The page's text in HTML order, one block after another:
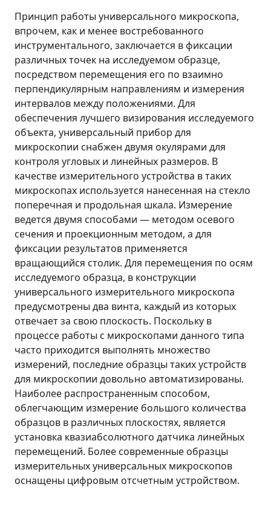
Принцип работы универсального микроскопа,
впрочем, как и менее востребованного
инструментального, заключается в фиксации
различных точек на исследуемом образце,
посредством перемещения его по взаимно
перпендикулярным направлениям и измерения
интервалов между положениями. Для
обеспечения лучшего визирования исследуемого
объекта, универсальный прибор для
микроскопии снабжен двумя окулярами для
контроля угловых и линейных размеров. В
качестве измерительного устройства в таких
микроскопах используется нанесенная на стекло
поперечная и продольная шкала. Измерение
ведется двумя способами — методом осевого
сечения и проекционным методом, а для
фиксации результатов применяется
вращающийся столик. Для перемещения по осям
исследуемого образца, в конструкции
универсального измерительного микроскопа
предусмотрены два винта, каждый из которых
отвечает за свою плоскость. Поскольку в
процессе работы с микроскопами данного типа
часто приходится выполнять множество
измерений, последние образцы таких устройств
для микроскопии довольно автоматизированы.
Наиболее распространенным способом,
облегчающим измерение большого количества
образцов в различных плоскостях, является
установка квазиабсолютного датчика линейных
перемещений. Более современные образцы
измерительных универсальных микроскопов
оснащены цифровым отсчетным устройством.